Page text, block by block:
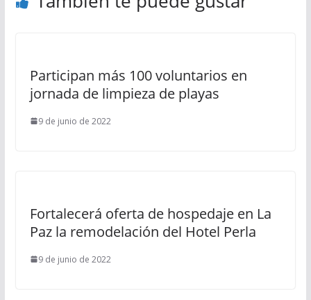
Participan más 100 voluntarios en
jornada de limpieza de playas
9 de junio de 2022
Fortalecerá oferta de hospedaje en La
Paz la remodelación del Hotel Perla
9 de junio de 2022